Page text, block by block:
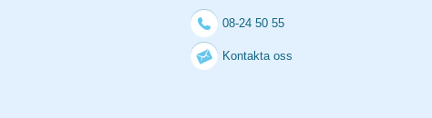
08-24 50 55
Kontakta oss